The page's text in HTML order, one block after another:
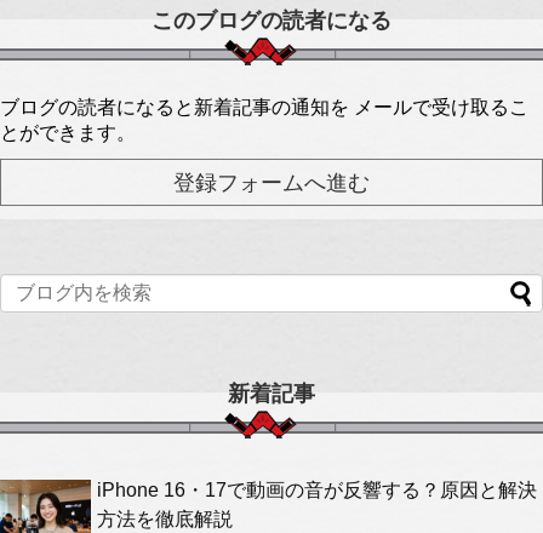
このブログの読者になる
ブログの読者になると新着記事の通知を メールで受け取るこ
とができます。
新着記事
iPhone 16・17で動画の音が反響する？原因と解決
方法を徹底解説